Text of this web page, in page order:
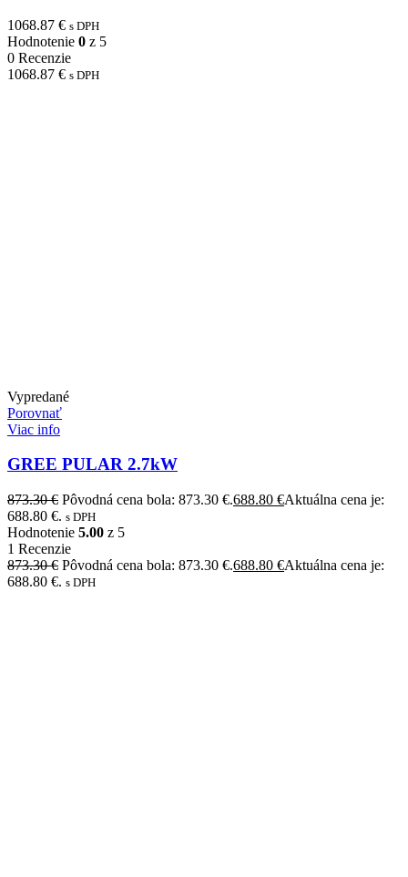
1068.87 € s DPH
Hodnotenie 0 z 5
0 Recenzie
1068.87 € s DPH
Vypredané
Porovnať
Viac info
GREE PULAR 2.7kW
873.30€ Pôvodná cena bola: 873.30 €.688.80 €Aktuálna cena je:
688.80 €. s DPH
Hodnotenie 5.00 z 5
1 Recenzie
873.30€ Pôvodná cena bola: 873.30 €.688.80 €Aktuálna cena je:
688.80 €. s DPH